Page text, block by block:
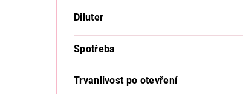
Diluter
Spotřeba
Trvanlivost po otevření